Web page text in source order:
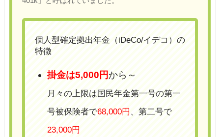
個人型確定拠出年金（iDeCo/イデコ）の
特徴
掛金は5,000円から～
月々の上限は国民年金第一号の第一
号被保険者で68,000円 、第二号で
23,000円